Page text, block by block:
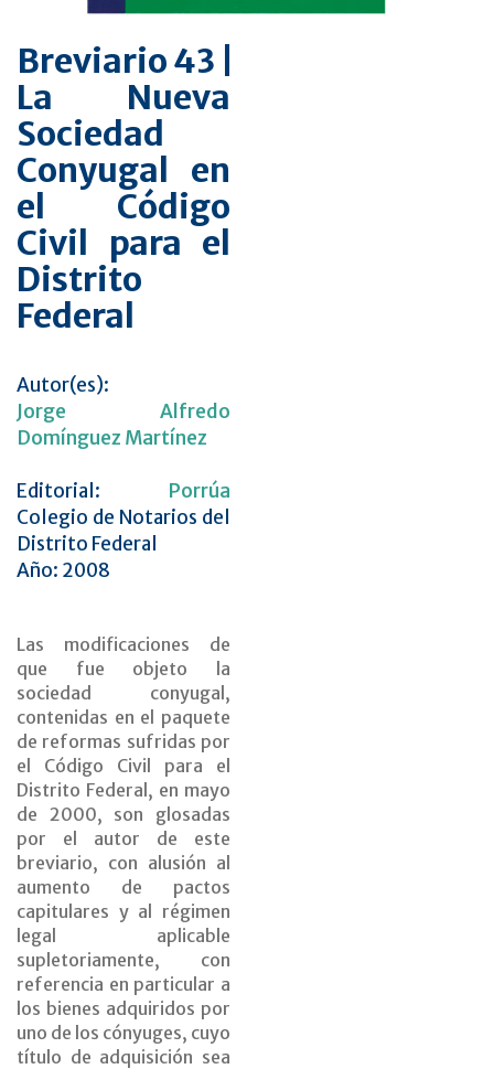
Breviario 43 |
La Nueva
Sociedad
Conyugal en
el Código
Civil para el
Distrito
Federal
Autor(es):
Jorge Alfredo
Domínguez Martínez
Editorial: Porrúa
Colegio de Notarios del
Distrito Federal
Año: 2008
Las modificaciones de
que fue objeto la
sociedad conyugal,
contenidas en el paquete
de reformas sufridas por
el Código Civil para el
Distrito Federal, en mayo
de 2000, son glosadas
por el autor de este
breviario, con alusión al
aumento de pactos
capitulares y al régimen
legal aplicable
supletoriamente, con
referencia en particular a
los bienes adquiridos por
uno de los cónyuges, cuyo
título de adquisición sea